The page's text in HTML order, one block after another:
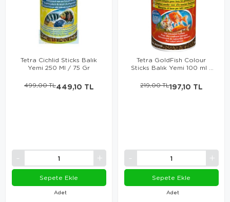
Tetra Cichlid Sticks Balık
Yemi 250 Ml / 75 Gr
Adet
449,10 TL
499,00 TL
Sepete Ekle
Tetra GoldFish Colour
Sticks Balık Yemi 100 ml /
Adet
197,10 TL
219,00 TL
Sepete Ekle